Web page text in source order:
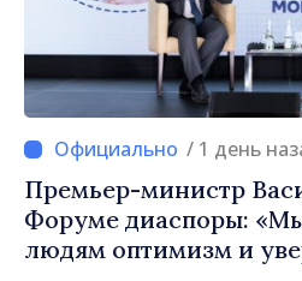
/ 1 день
Премьер-министр
Форуме диаспоры:
людям оптимизм и